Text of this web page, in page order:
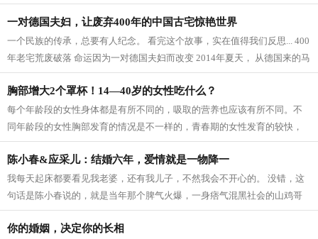
敛，看上去十分忠厚老实，再加上小...
一对德国夫妇，让废弃400年的中国古宅惊艳世界
一个民族的传承，总要有人纪念。 看完这个故事，实在值得我们反思... 400
年老宅荒废破落 命运因为一对德国夫妇而改变 2014年夏天， 从德国来的马
里奥夫妇，旅游到桂林阳朔夏棠村，...
胸部增大2个罩杯！14—40岁的女性吃什么？
每个年龄段的女性身体都是有所不同的，吸取的营养也应该有所不同。不
同年龄段的女性胸部发育的情况是不一样的，青春期的女性发育的较快，
成年的女性胸部逐渐发育完善，汲取的...
陈小春&应采儿：结婚六年，爱情就是一物降一
我每天起床都要看见我老婆，还有我儿子，不然我会不开心的。 没错，这
句话是陈小春说的，就是当年那个脾气火爆，一身痞气混黑社会的山鸡哥
说的。 爱情或许就是一物降一物，如...
你的婚姻，决定你的长相